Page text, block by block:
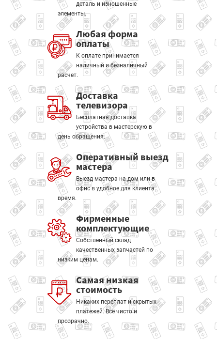
деталь и изношенные
элементы.
Любая форма
оплаты
К оплате принимается
наличный и безналичный
расчет.
Доставка
телевизора
Бесплатная доставка
устройства в мастерскую в
день обращения.
Оперативный выезд
мастера
Выезд мастера на дом или в
офис в удобное для клиента
время.
Фирменные
комплектующие
Собственный склад
качественных запчастей по
низким ценам.
Самая низкая
стоимость
Никаких переплат и скрытых
платежей. Всё чисто и
прозрачно.